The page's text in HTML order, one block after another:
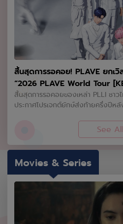
สิ้นสุดการรอคอย! PLAVE ยกเวิ
“2026 PLAVE World Tour
Bangkok” 10 ตุลาคมนี้ ที่
สิ้นสุดการรอคอยของเหล่า PLLI ชาวไทย! เมื่อ AVALON LIVE
ประกาศโปรเจกต์ยักษ์ส่งท้ายครึ่งปีหลัง 2026 พาวงบอยแบ
이브) กลับมาสร้างความประทับใจอีก
PLAVE World Tour [KEEP IT MANIC] in Bangkok” ซึ่งจะจัดขึ้น
ในวันเสาร์ที่ 10 ตุลาคม 2026 ณ
หลังประสบความสำเร็จจากเอเชียทัวร์ครั้งแรก ทั้ง 5 ส
เยจุน (Yejun), โนอา (Noah), แบมบี้ (Bamby), อึนโฮ (Eunho)
และฮามิน (Hamin) พร้อมแล้วที่จะพา
จักรวาลแห่งเสียงดนตรีที่ทรงพลัง เ
ภายใต้ธีมคอนเสิร์ตสุดล้ำ “[KEEP IT
See All
Movies & Series